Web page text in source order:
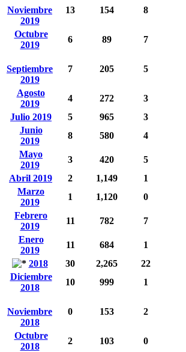
Noviembre
2019
13 154 8
Octubre
2019
6 89 7
Septiembre
2019
7 205 5
Agosto
2019
4 272 3
Julio 2019
5 965 3
Junio
2019
8 580 4
Mayo
2019
3 420 5
Abril 2019
2 1,149 1
Marzo
2019
1 1,120 0
Febrero
2019
11 782 7
Enero
2019
11 684 1
2018
30 2,265 22
Diciembre
2018
10 999 1
Noviembre
2018
0 153 2
Octubre
2018
2 103 0